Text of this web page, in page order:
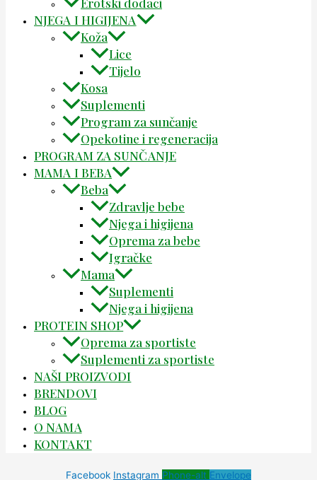
NJEGA I HIGIJENA
Koža
Lice
Tijelo
Kosa
Suplementi
Program za sunčanje
Opekotine i regeneracija
PROGRAM ZA SUNČANJE
MAMA I BEBA
Beba
Zdravlje bebe
Njega i higijena
Oprema za bebe
Igračke
Mama
Suplementi
Njega i higijena
PROTEIN SHOP
Oprema za sportiste
Suplementi za sportiste
NAŠI PROIZVODI
BRENDOVI
BLOG
O NAMA
KONTAKT
Facebook Instagram Phone-alt Envelope